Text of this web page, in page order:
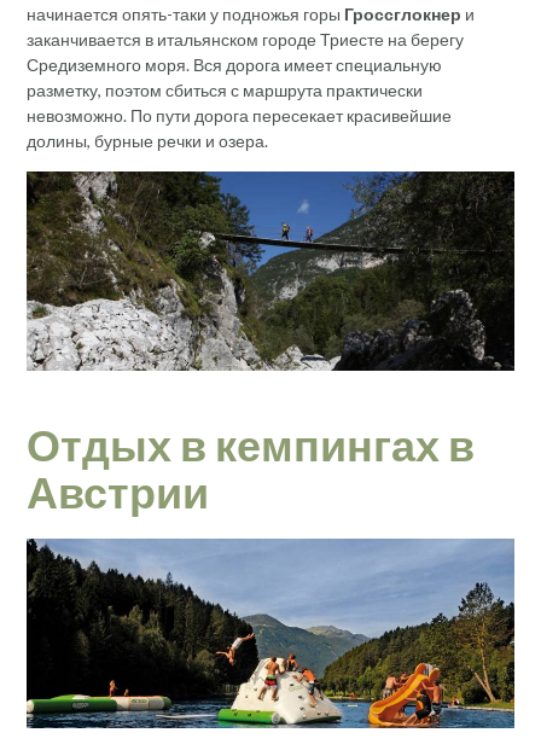
начинается опять-таки у подножья горы Гроссглокнер и
заканчивается в итальянском городе Триесте на берегу
Средиземного моря. Вся дорога имеет специальную
разметку, поэтом сбиться с маршрута практически
невозможно. По пути дорога пересекает красивейшие
долины, бурные речки и озера.
Отдых в кемпингах в
Австрии